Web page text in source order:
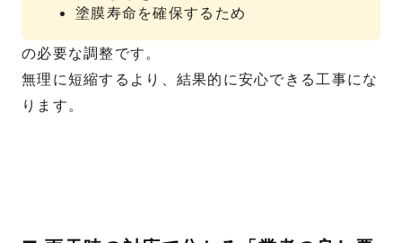
塗膜寿命を確保するため
の必要な調整です。
無理に短縮するより、結果的に安心できる工事にな
ります。